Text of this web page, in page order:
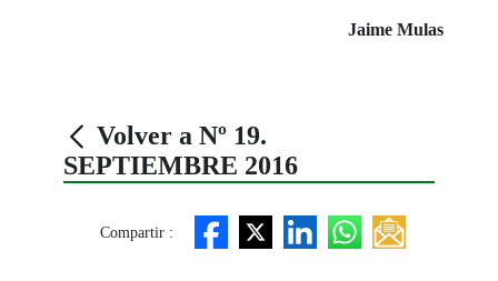
Jaime Mulas
Volver a Nº 19.
SEPTIEMBRE 2016
Compartir :